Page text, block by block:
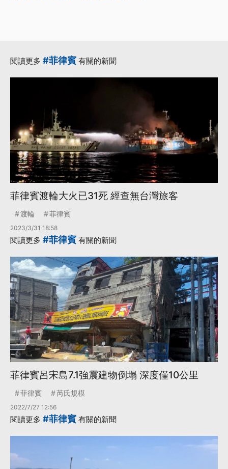
閱讀更多 #菲律賓 有關的新聞
菲律賓渡輪大火已31死 經查無台灣旅客
渡輪 菲律賓
2023/3/31 18:58
閱讀更多 #菲律賓 有關的新聞
菲律賓呂宋島7.1強震建物倒塌 深度僅10公里
菲律賓 芮氏規模
2022/7/27 12:56
閱讀更多 #菲律賓 有關的新聞